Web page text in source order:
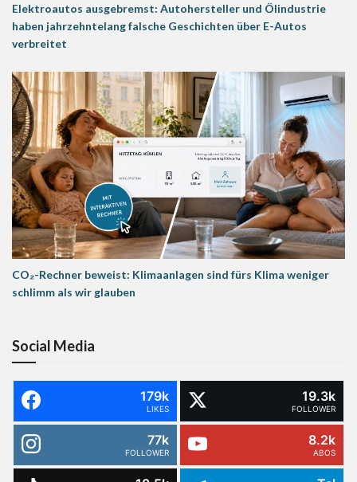
Elektroautos ausgebremst: Autohersteller und Ölindustrie
haben jahrzehntelang falsche Geschichten über E-Autos
verbreitet
CO₂-Rechner beweist: Klimaanlagen sind fürs Klima weniger
schlimm als wir glauben
Social Media
179k
LIKES
19.3k
FOLLOWER
77k
FOLLOWER
8.2k
ABOS